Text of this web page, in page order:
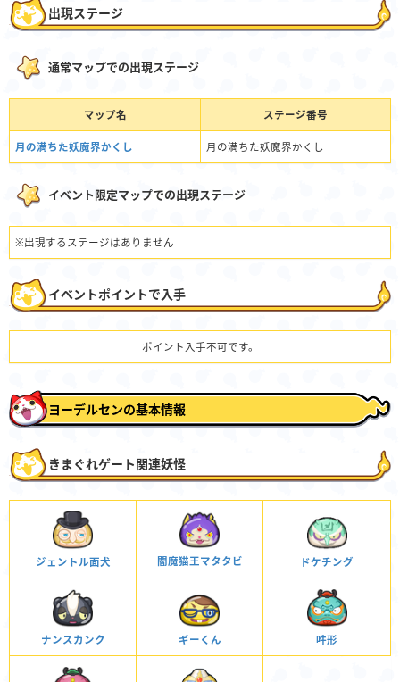
出現ステージ
通常マップでの出現ステージ
マップ名 ステージ番号
月の満ちた妖魔界かくし 月の満ちた妖魔界かくし
イベント限定マップでの出現ステージ
※出現するステージはありません
イベントポイントで入手
ポイント入手不可です。
ヨーデルセンの基本情報
きまぐれゲート関連妖怪
ジェントル面犬 閻魔猫王マタタビ ドケチング
ナンスカンク ギーくん 吽形